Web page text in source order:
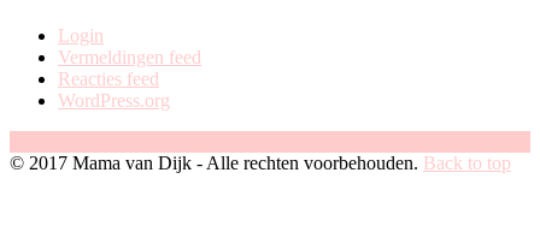
Login
Vermeldingen feed
Reacties feed
WordPress.org
© 2017 Mama van Dijk - Alle rechten voorbehouden. Back to top